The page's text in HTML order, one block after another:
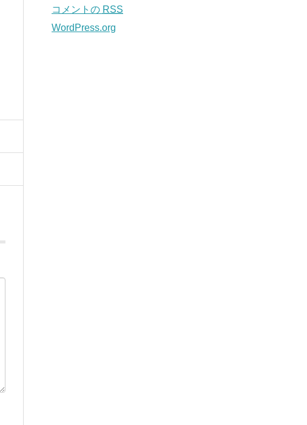
コメントの RSS
WordPress.org